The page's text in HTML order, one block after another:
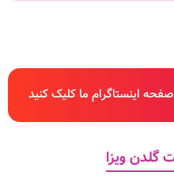
اینستاگرام ما کلیک کنید
گلدن ویزا